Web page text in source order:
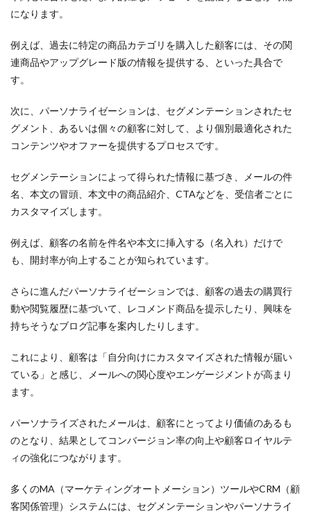
になります。
例えば、過去に特定の商品カテゴリを購入した顧客には、その関
連商品やアップグレード版の情報を提供する、といった具合で
す。
次に、パーソナライゼーションは、セグメンテーションされたセ
グメント、あるいは個々の顧客に対して、より個別最適化された
コンテンツやオファーを提供するプロセスです。
セグメンテーションによって得られた情報に基づき、メールの件
名、本文の冒頭、本文中の商品紹介、CTAなどを、受信者ごとに
カスタマイズします。
例えば、顧客の名前を件名や本文に挿入する（名入れ）だけで
も、開封率が向上することが知られています。
さらに進んだパーソナライゼーションでは、顧客の過去の購買行
動や閲覧履歴に基づいて、レコメンド商品を提示したり、興味を
持ちそうなブログ記事を案内したりします。
これにより、顧客は「自分向けにカスタマイズされた情報が届い
ている」と感じ、メールへの関心度やエンゲージメントが高まり
ます。
パーソナライズされたメールは、顧客にとってより価値のあるも
のとなり、結果としてコンバージョン率の向上や顧客ロイヤルテ
ィの強化につながります。
多くのMA（マーケティングオートメーション）ツールやCRM（顧
客関係管理）システムには、セグメンテーションやパーソナライ